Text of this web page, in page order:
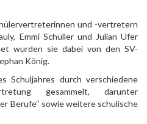
und -vertretern
Emmi Schüller und Julian Ufer
wurden sie dabei von den SV-
König.
Schuljahres durch verschiedene
gesammelt, darunter
Berufe“ sowie weitere schulische